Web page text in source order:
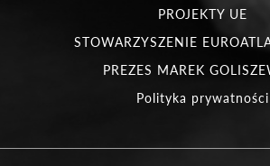
PROJEKTY UE
STOWARZYSZENIE
PREZES MAREK
Polityka prywatności